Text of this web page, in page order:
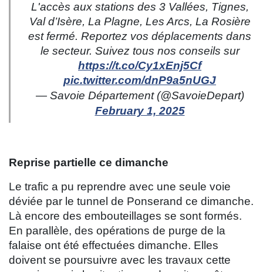
L'accès aux stations des 3 Vallées, Tignes,
Val d’Isère, La Plagne, Les Arcs, La Rosière
est fermé. Reportez vos déplacements dans
le secteur. Suivez tous nos conseils sur
https://t.co/Cy1xEnj5Cf
pic.twitter.com/dnP9a5nUGJ
— Savoie Département (@SavoieDepart)
February 1, 2025
Reprise partielle ce dimanche
Le trafic a pu reprendre avec une seule voie
déviée par le tunnel de Ponserand ce dimanche.
Là encore des embouteillages se sont formés.
En parallèle, des opérations de purge de la
falaise ont été effectuées dimanche. Elles
doivent se poursuivre avec les travaux cette